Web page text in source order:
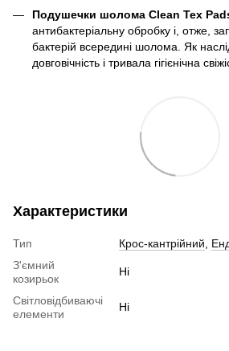
Подушечки шолома Clean Tex
антибактеріальну обробку і, отже,
бактерій всередині шолома. Як
довговічність і тривала гігієнічна
Характеристики
Тип Крос-кантрійний,
З'ємний
козирьок
Ні
Світловідбиваючі
елементи
Ні